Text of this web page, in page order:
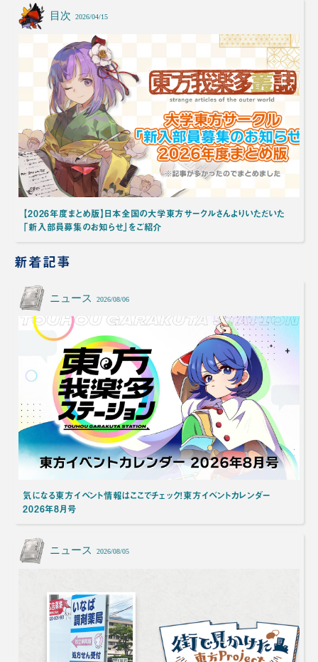
目次 2026/04/15
【2026年度まとめ版】日本全国の大学東方サークルさんよりいただいた
「新入部員募集のお知らせ」をご紹介
新着記事
ニュース 2026/08/06
気になる東方イベント情報はここでチェック！東方イベントカレンダー
2026年8月号
ニュース 2026/08/05